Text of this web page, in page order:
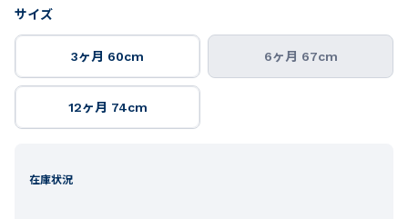
サイズ
3ヶ月 60cm 6ヶ月 67cm
12ヶ月 74cm
在庫状況